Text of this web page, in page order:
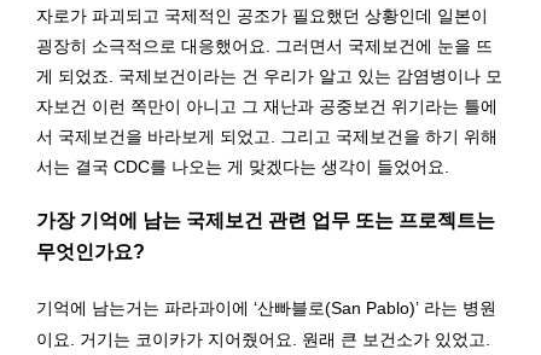
자로가 파괴되고 국제적인 공조가 필요했던 상황인데 일본이
굉장히 소극적으로 대응했어요. 그러면서 국제보건에 눈을 뜨
게 되었죠. 국제보건이라는 건 우리가 알고 있는 감염병이나 모
자보건 이런 쪽만이 아니고 그 재난과 공중보건 위기라는 틀에
서 국제보건을 바라보게 되었고. 그리고 국제보건을 하기 위해
서는 결국 CDC를 나오는 게 맞겠다는 생각이 들었어요.
가장 기억에 남는 국제보건 관련 업무 또는 프로젝트는
무엇인가요?
기억에 남는거는 파라과이에 ‘산빠블로(San Pablo)’ 라는 병원
이요. 거기는 코이카가 지어줬어요. 원래 큰 보건소가 있었고.